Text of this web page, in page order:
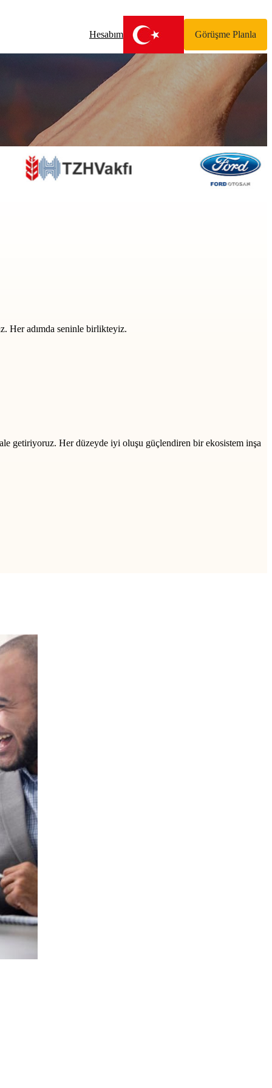
Hesabım Görüşme Planla
Her adımda seninle birlikteyiz.
getiriyoruz. Her düzeyde iyi oluşu güçlendiren bir ekosistem inşa